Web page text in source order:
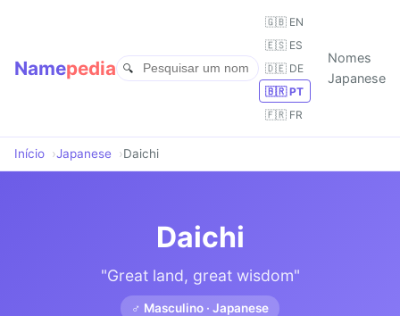
Namepedia
🇬🇧 EN
🇪🇸 ES
🇩🇪 DE
🇧🇷 PT
🇫🇷 FR
Nomes
Japanese
Início Japanese Daichi
Daichi
"Great land, great wisdom"
♂ Masculino · Japanese